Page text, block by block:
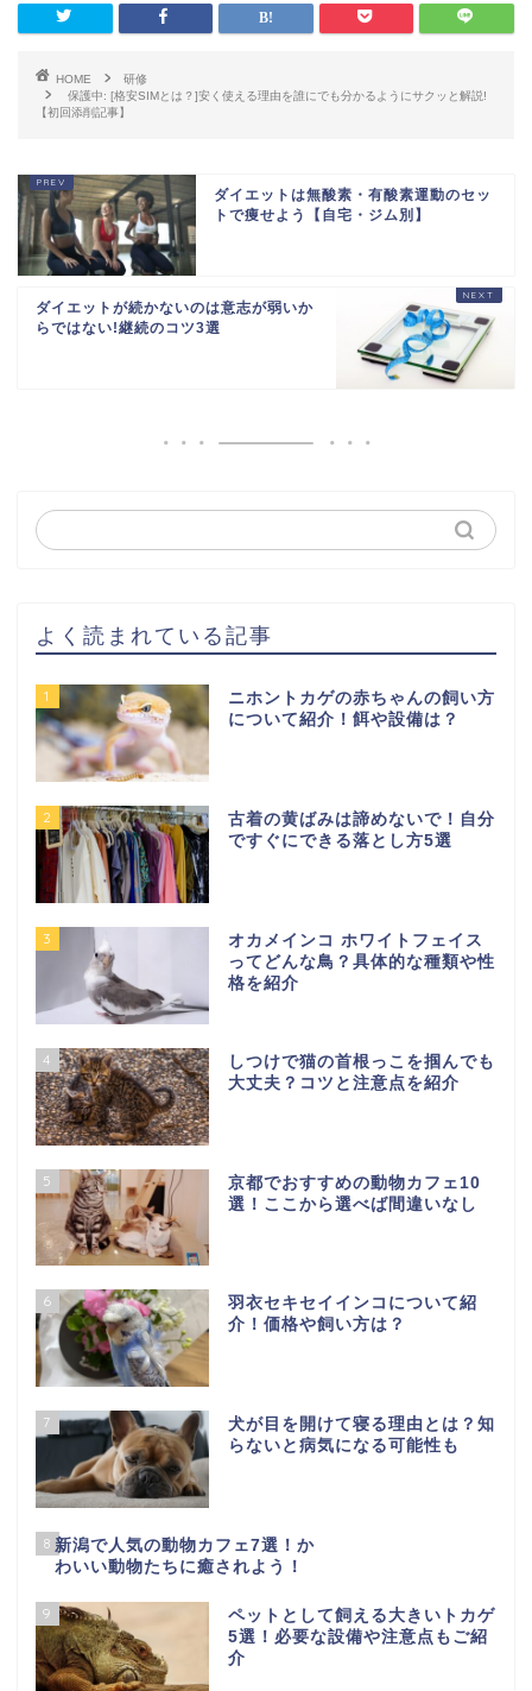
HOME
研修
保護中: [格安SIMとは？]安く使える理由を誰にでも分かるようにサクッと解説!
【初回添削記事】
ダイエットは無酸素・有酸素運動のセッ
トで痩せよう【自宅・ジム別】
ダイエットが続かないのは意志が弱いか
らではない!継続のコツ3選
よく読まれている記事
1
ニホントカゲの赤ちゃんの飼い方
について紹介！餌や設備は？
2
古着の黄ばみは諦めないで！自分
ですぐにできる落とし方5選
3
オカメインコ ホワイトフェイス
ってどんな鳥？具体的な種類や性
格を紹介
4
しつけで猫の首根っこを掴んでも
大丈夫？コツと注意点を紹介
5
京都でおすすめの動物カフェ10
選！ここから選べば間違いなし
6
羽衣セキセイインコについて紹
介！価格や飼い方は？
7
犬が目を開けて寝る理由とは？知
らないと病気になる可能性も
8 新潟で人気の動物カフェ7選！か
わいい動物たちに癒されよう！
9
ペットとして飼える大きいトカゲ
5選！必要な設備や注意点もご紹
介